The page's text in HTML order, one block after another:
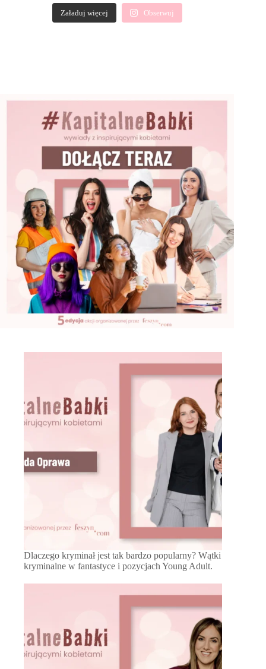
Załaduj więcej Obserwuj
Dlaczego kryminał jest tak bardzo popularny? Wątki
kryminalne w fantastyce i pozycjach Young Adult.